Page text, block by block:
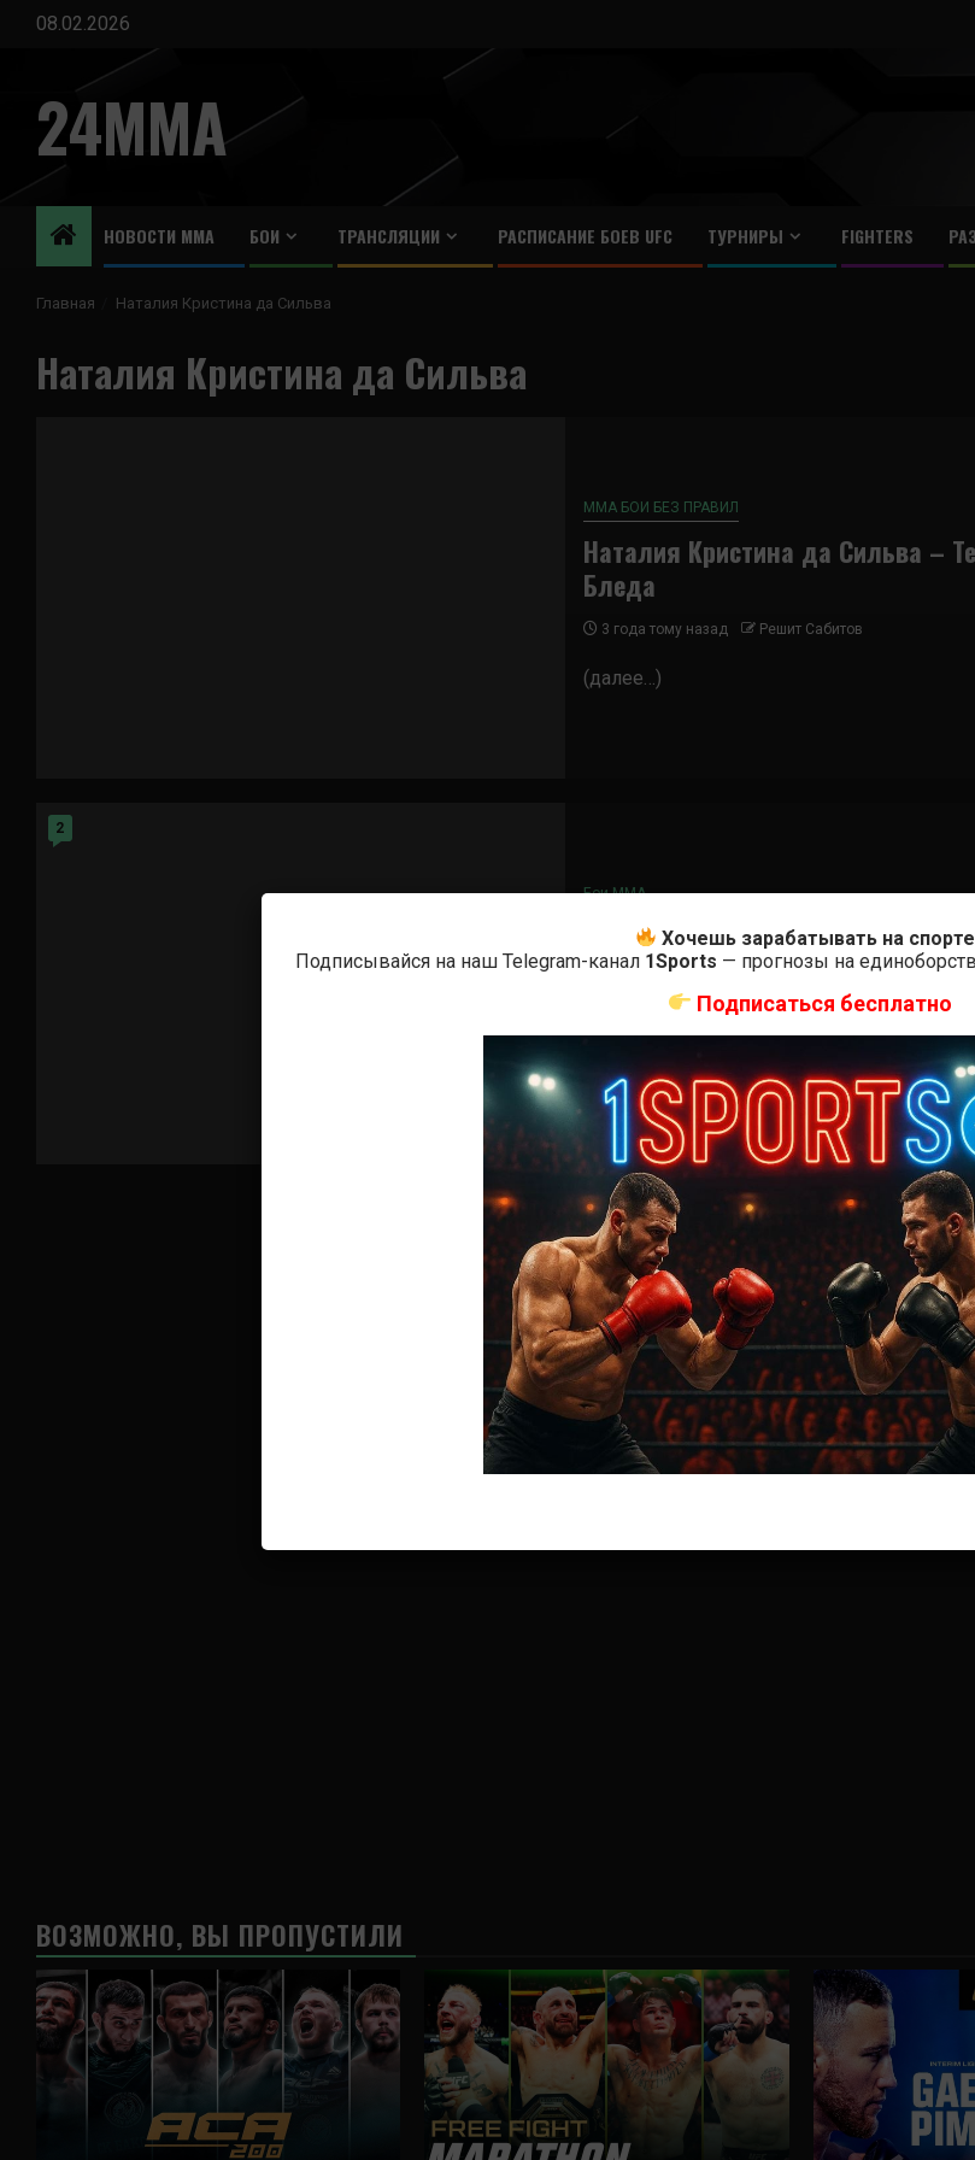
Перейти
содержимому
08.02.2026
24MMA
НОВОСТИ ММА БОИ ТРАНСЛЯЦИИ РАСПИСАНИЕ БОЕВ UFC ТУРНИРЫ FIGHTERS
Главная Наталия Кристина да Сильва
Наталия Кристина да Сильва
ММА БОИ БЕЗ ПРАВИЛ
Наталия Кристина да Сильва –
Бледа
3 года тому назад Решит Сабитов
(далее…)
2
Бои ММА
Жасмин Ясудавичус – Наталия
да Сильва
4 года тому назад Решит Сабитов
(далее…)
ВОЗМОЖНО, ВЫ ПРОПУСТИЛИ
Хочешь зарабатывать на
Подписывайся на наш Telegram-канал 1Sports — прогнозы на
Подписаться бесплатно